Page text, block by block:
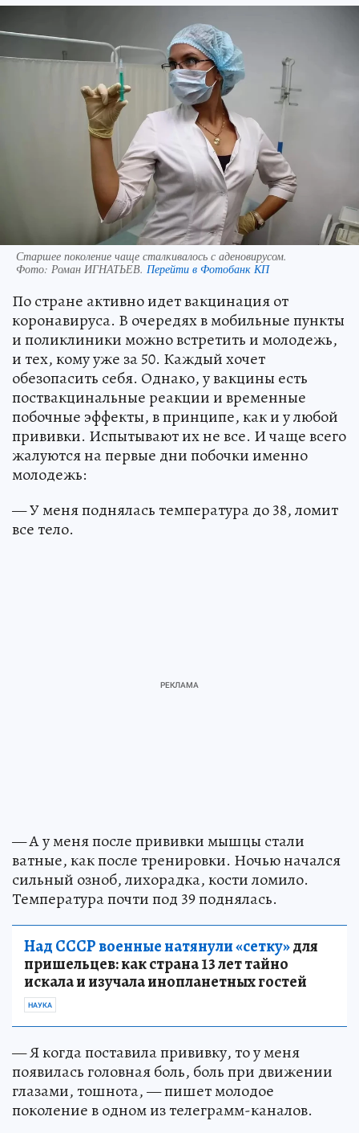
Старшее поколение чаще сталкивалось с аденовирусом.
Фото: Роман ИГНАТЬЕВ. Перейти в Фотобанк КП
По стране активно идет вакцинация от
коронавируса. В очередях в мобильные пункты
и поликлиники можно встретить и молодежь,
и тех, кому уже за 50. Каждый хочет
обезопасить себя. Однако, у вакцины есть
поствакцинальные реакции и временные
побочные эффекты, в принципе, как и у любой
прививки. Испытывают их не все. И чаще всего
жалуются на первые дни побочки именно
молодежь:
— У меня поднялась температура до 38, ломит
все тело.
— А у меня после прививки мышцы стали
ватные, как после тренировки. Ночью начался
сильный озноб, лихорадка, кости ломило.
Температура почти под 39 поднялась.
Над СССР военные натянули «сетку»для
пришельцев: как страна 13 лет тайно
искала и изучала инопланетных гостей
НАУКА
— Я когда поставила прививку, то у меня
появилась головная боль, боль при движении
глазами, тошнота, — пишет молодое
поколение в одном из телеграмм-каналов.